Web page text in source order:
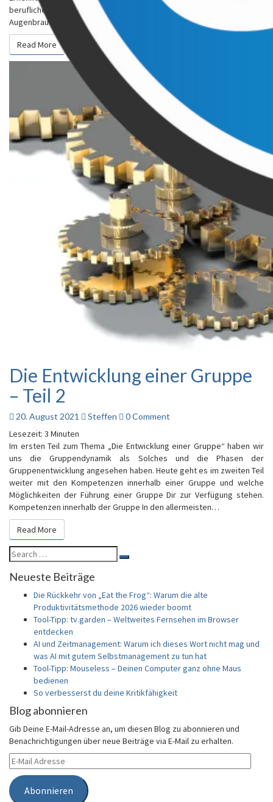
beruflichen Kontext ernte ich vermutlich eher hochgezogene
Augenbrauen, wenn ich nach einer Aktion, einem…
Read MoreRead More
Die
Entwicklung
einer
–
Teil
2
Die Entwicklung einer Gruppe
– Teil 2
20. August 2021 Steffen Comments
0 Comment
Lesezeit: 3 Minuten
Im ersten Teil zum Thema „Die Entwicklung einer Gruppe“ haben wir
uns die Gruppendynamik als Solches und die Phasen der
Gruppenentwicklung angesehen haben. Heute geht es im zweiten Teil
weiter mit den Kompetenzen innerhalb einer Gruppe und welche
Möglichkeiten der Führung einer Gruppe Dir zur Verfügung stehen.
Kompetenzen innerhalb der Gruppe In den allermeisten…
Read More
Search
for:
Search
Neueste Beiträge
Die Rückkehr von „Eat the Frog“: Warum die alte
Produktivitätsmethode 2026 wieder boomt
Tool-Tipp: tv.garden – Weltweites Fernsehen im Browser
entdecken
AI und Zeitmanagement: Warum ich dieses Wort nicht mag und
was AI mit gutem Selbstmanagement zu tun hat
Tool-Tipp: Mouseless – Deinen Computer ganz ohne Maus
bedienen
So verbesserst du deine Kritikfähigkeit
Blog abonnieren
Gib Deine E-Mail-Adresse an, um diesen Blog zu abonnieren und
Benachrichtigungen über neue Beiträge via E-Mail zu erhalten.
E-
Mail
Adresse
Abonnieren